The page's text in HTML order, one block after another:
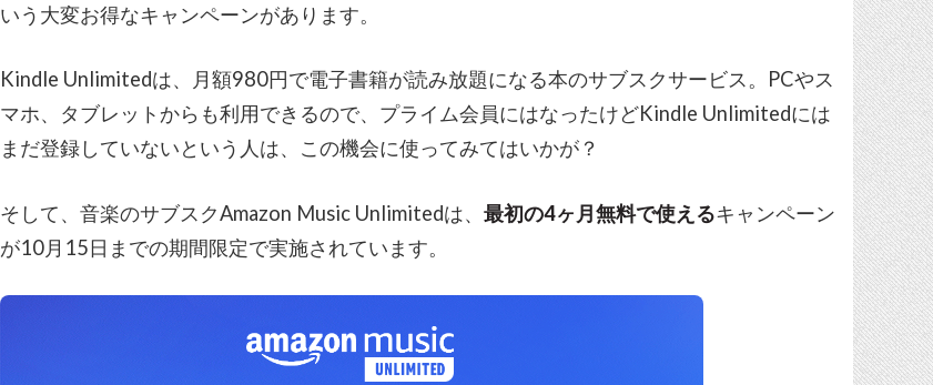
いう大変お得なキャンペーンがあります。
Kindle Unlimitedは、月額980円で電子書籍が読み放題になる本のサブスクサービス。PCやス
マホ、タブレットからも利用できるので、プライム会員にはなったけどKindle Unlimitedには
まだ登録していないという人は、この機会に使ってみてはいかが？
そして、音楽のサブスクAmazon Music Unlimitedは、最初の4ヶ月無料で使えるキャンペーン
が10月15日までの期間限定で実施されています。